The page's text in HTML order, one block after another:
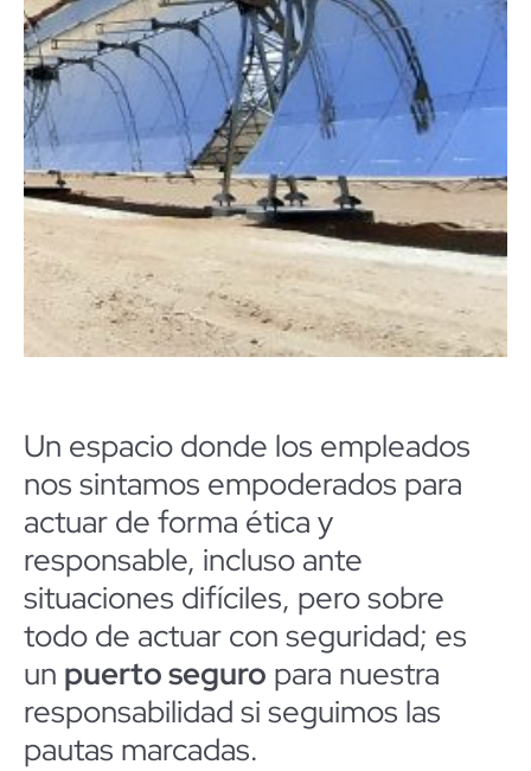
Un espacio donde los empleados
nos sintamos empoderados para
actuar de forma ética y
responsable, incluso ante
situaciones difíciles, pero sobre
todo de actuar con seguridad; es
un puerto seguro para nuestra
responsabilidad si seguimos las
pautas marcadas.